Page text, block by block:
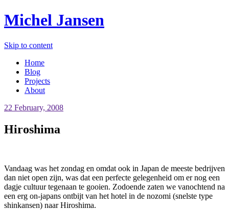
Michel Jansen
Skip to content
Home
Blog
Projects
About
22 February, 2008
Hiroshima
Vandaag was het zondag en omdat ook in Japan de meeste bedrijven
dan niet open zijn, was dat een perfecte gelegenheid om er nog een
dagje cultuur tegenaan te gooien. Zodoende zaten we vanochtend na
een erg on-japans ontbijt van het hotel in de nozomi (snelste type
shinkansen) naar Hiroshima.